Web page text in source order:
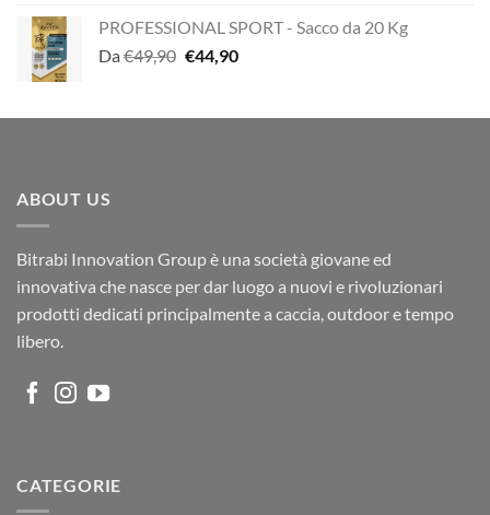
originale
era:
attuale
è:
PROFESSIONAL SPORT - Sacco da 20 Kg
Da €49,90 Il
era:
€44,90Il
è:
ABOUT US
Bitrabi Innovation Group è una società giovane ed
innovativa che nasce per dar luogo a nuovi e rivoluzionari
prodotti dedicati principalmente a caccia, outdoor e tempo
libero.
CATEGORIE